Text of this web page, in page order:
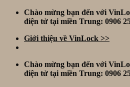
Skip
Chào mừng bạn đến với
điện tử tại miền Trung: 0906
Giới thiệu về VinLock >>
Chào mừng bạn đến với
điện tử tại miền Trung: 0906